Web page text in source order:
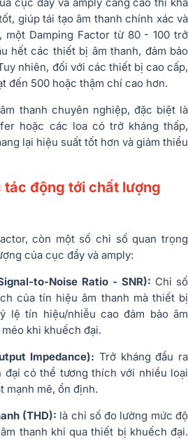
giúp tái tạo âm thanh chính xác và
một Damping Factor từ 80 - 100 trở
hết các thiết bị âm thanh, đảm bảo
nhiên, đối với các thiết bị cao cấp,
đến 500 hoặc thậm chí cao hơn.
thanh chuyên nghiệp, đặc biệt là
hoặc các loa có trở kháng thấp,
lại hiệu suất tốt hơn và giảm thiểu
tác động tới chất lượng
còn một số chỉ số quan trọng
của cục đẩy và amply:
to-Noise Ratio - SNR): Chỉ số
của tín hiệu âm thanh mà thiết bị
lệ tín hiệu/nhiễu cao đảm bảo âm
khi khuếch đại.
Impedance): Trở kháng đầu ra
có thể tương thích với nhiều loại
mạnh mẽ, ổn định.
(THD): là chỉ số đo lường mức độ
thanh khi qua thiết bị khuếch đại.